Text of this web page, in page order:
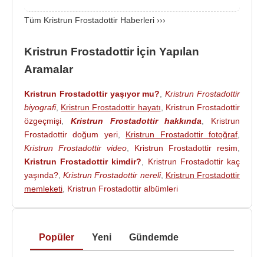
Stanley
ofisinde araştırma görevlisi
olarak çalışmış, 2016 yılında ise şirketin
finans piyasaları, yatırım stratejileri ve
makroekonomik gelişmeler konusunda deneyim
2017 yılındaİzlanda’ya dönenKristrún
Frostadóttir, kısa bir süreİzlanda Ticaret Odası
baş ekonomisti olarak görev yapmıştır. Ayrıca turizm
politikalarının hazırlanmasına yönelik hükûmet
çalışmalarına katılmış ve Sanayi ve Yenilik
Bakanlığı bünyesindeki Tarımsal Fiyatlandırma
Komitesine başkanlık etmiştir.
yönetimi alanında faaliyet gösteren
Bankası’na katılmıştır. Milletvekili adayı olmadan
Tüm Kristrun Frostadottir Haberleri ›››
Kristrun Frostadottir İçin Yapılan
Aramalar
Kristrun Frostadottir yaşıyor mu? ,Kristrun Frostadottir
biyografi, Kristrun Frostadottir hayatı
Kristrun Frostadottir
özgeçmişi
Kristrun Frostadottir hakkında
Kristrun
Frostadottir doğum yeri, Kristrun Frostadottir fotoğraf
Kristrun Frostadottir video
Kristrun Frostadottir resim
Kristrun Frostadottir kimdir?
Kristrun Frostadottir kaç
yaşında? ,Kristrun Frostadottir nereli, Kristrun Frostadottir
memleketi Kristrun Frostadottir albümleri
Popüler Yeni Gündemde